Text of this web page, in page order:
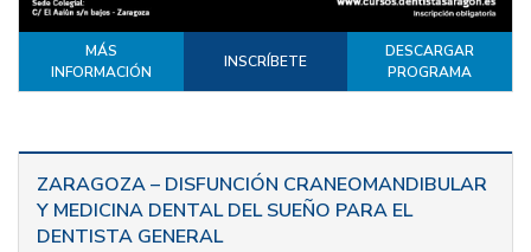
MÁS
INFORMACIÓN
INSCRÍBETE
DESCARGAR
PROGRAMA
ZARAGOZA – DISFUNCIÓN CRANEOMANDIBULAR
Y MEDICINA DENTAL DEL SUEÑO PARA EL
DENTISTA GENERAL